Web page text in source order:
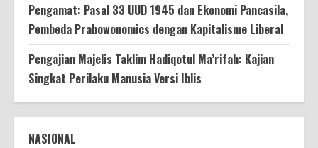
Pengamat: Pasal 33 UUD 1945 dan Ekonomi Pancasila,
Pembeda Prabowonomics dengan Kapitalisme Liberal
Pengajian Majelis Taklim Hadiqotul Ma’rifah: Kajian
Singkat Perilaku Manusia Versi Iblis
NASIONAL